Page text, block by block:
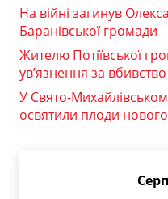
На війні загинув
Баранівської громади
Жителю Потіївської
ув’язнення за
У Свято-
освятили плоди